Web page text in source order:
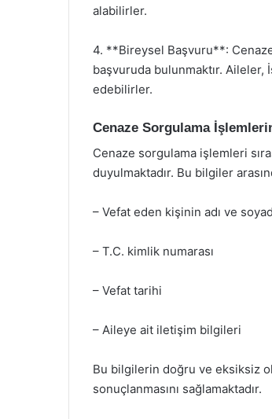
alabilirler.
4. **Bireysel Başvuru**:
başvuruda bulunmaktır.
edebilirler.
Cenaze Sorgulama
Cenaze sorgulama işlemleri
duyulmaktadır. Bu bilgiler
– Vefat eden kişinin adı ve
– T.C. kimlik numarası
– Vefat tarihi
– Aileye ait iletişim bilgileri
Bu bilgilerin doğru ve eksiksiz
sonuçlanmasını sağlamaktadır.